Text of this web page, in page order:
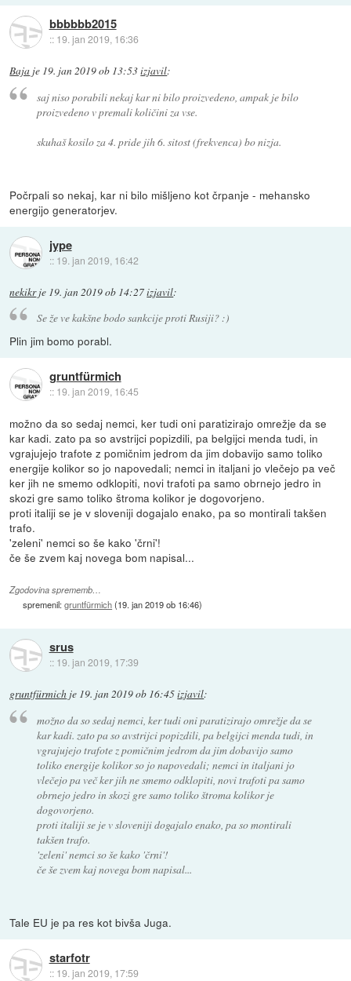
bbbbbb2015
:: 19. jan 2019, 16:36
Baja je 19. jan 2019 ob 13:53izjavil:
saj niso porabili nekaj kar ni bilo proizvedeno, ampak je bilo
proizvedeno v premali količini za vse.
skuhaš kosilo za 4. pride jih 6. sitost (frekvenca) bo nizja.
Počrpali so nekaj, kar ni bilo mišljeno kot črpanje - mehansko
energijo generatorjev.
jype
:: 19. jan 2019, 16:42
nekikrje 19. jan 2019 ob 14:27izjavil:
Se že ve kakšne bodo sankcije proti Rusiji? :)
Plin jim bomo porabl.
gruntfürmich
:: 19. jan 2019, 16:45
možno da so sedaj nemci, ker tudi oni paratizirajo omrežje da se
kar kadi. zato pa so avstrijci popizdili, pa belgijci menda tudi, in
vgrajujejo trafote z pomičnim jedrom da jim dobavijo samo toliko
energije kolikor so jo napovedali; nemci in italjani jo vlečejo pa več
ker jih ne smemo odklopiti, novi trafoti pa samo obrnejo jedro in
skozi gre samo toliko štroma kolikor je dogovorjeno.
proti italiji se je v sloveniji dogajalo enako, pa so montirali takšen
trafo.
'zeleni' nemci so še kako 'črni'!
če še zvem kaj novega bom napisal...
Zgodovina sprememb…
spremenil:gruntfürmich(19. jan 2019 ob 16:46)
srus
:: 19. jan 2019, 17:39
gruntfürmich je 19. jan 2019 ob 16:45izjavil:
možno da so sedaj nemci, ker tudi oni paratizirajo omrežje da se
kar kadi. zato pa so avstrijci popizdili, pa belgijci menda tudi, in
vgrajujejo trafote z pomičnim jedrom da jim dobavijo samo
toliko energije kolikor so jo napovedali; nemci in italjani jo
vlečejo pa več ker jih ne smemo odklopiti, novi trafoti pa samo
obrnejo jedro in skozi gre samo toliko štroma kolikor je
dogovorjeno.
proti italiji se je v sloveniji dogajalo enako, pa so montirali
takšen trafo.
'zeleni' nemci so še kako 'črni'!
če še zvem kaj novega bom napisal...
Tale EU je pa res kot bivša Juga.
starfotr
:: 19. jan 2019, 17:59